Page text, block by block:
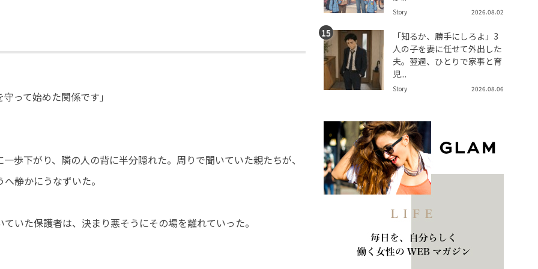
って始めた関係です」
歩下がり、隣の人の背に半分隠れた。周りで聞いていた親たちが、
静かにうなずいた。
いた保護者は、決まり悪そうにその場を離れていった。
Story 2026.08.02
「知るか、勝手にしろよ」3
人の子を妻に任せて外出した
夫。翌週、ひとりで家事と育
児...
Story 2026.08.06